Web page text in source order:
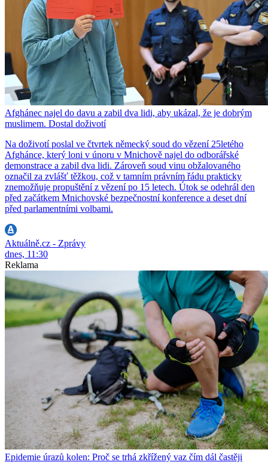
Afghánec najel do davu a zabil dva lidi, aby ukázal, že je dobrým
muslimem. Dostal doživotí
Na doživotí poslal ve čtvrtek německý soud do vězení 25letého
Afghánce, který loni v únoru v Mnichově najel do odborářské
demonstrace a zabil dva lidi. Zároveň soud vinu obžalovaného
označil za zvlášť těžkou, což v tamním právním řádu prakticky
znemožňuje propuštění z vězení po 15 letech. Útok se odehrál den
před začátkem Mnichovské bezpečnostní konference a deset dní
před parlamentními volbami.
Aktuálně.cz - Zprávy
dnes, 11:30
Reklama
Epidemie úrazů kolen: Proč se trhá zkřížený vaz čím dál častěji